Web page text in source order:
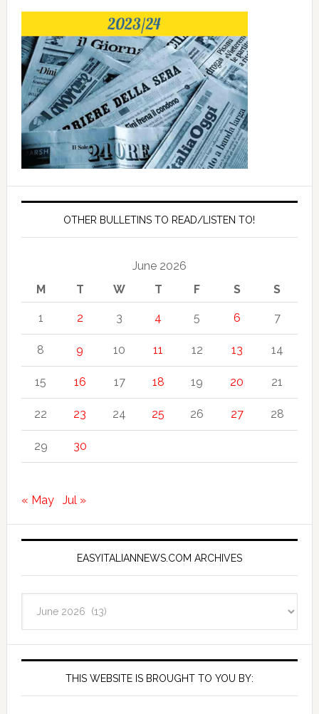
OTHER BULLETINS TO READ/LISTEN TO!
June 2026
M
T W T F S S
1 2 3 4 5 6 7
8 9 10 11 12 13 14
15 16 17 18 19 20 21
22 23 24 25 26 27 28
29 30
« May Jul »
EASYITALIANNEWS.COM ARCHIVES
Archives
THIS WEBSITE IS BROUGHT TO YOU BY: